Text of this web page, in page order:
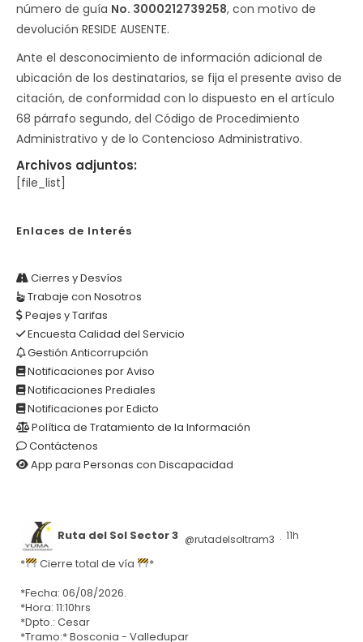
número de guía No. 3000212739258, con motivo de
devolución RESIDE AUSENTE.
Ante el desconocimiento de información adicional de
ubicación de los destinatarios, se fija el presente aviso de
citación, de conformidad con lo dispuesto en el artículo
68 párrafo segundo, del Código de Procedimiento
Administrativo y de lo Contencioso Administrativo.
Archivos adjuntos:
[file_list]
Enlaces de Interés
Cierres y Desvíos
Trabaje con Nosotros
Peajes y Tarifas
Encuesta Calidad del Servicio
Gestión Anticorrupción
Notificaciones por Aviso
Notificaciones Prediales
Notificaciones por Edicto
Política de Tratamiento de la Información
Contáctenos
App para Personas con Discapacidad
Ruta del Sol Sector 3 @rutadelsoltram3 · 11h
* Cierre total de vía
*
*Fecha: 06/08/2026.
*Hora: 11:10hrs
*Dpto.: Cesar
*Tramo:* Bosconia - Valledupar